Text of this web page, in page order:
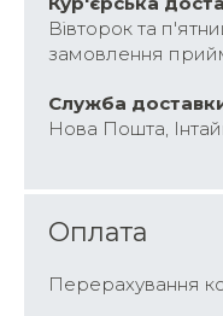
Вівторок та
замовлення
Cлужба
Нова Пошта,
Оплата
Перерахування